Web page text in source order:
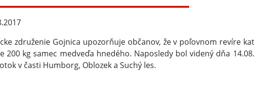
združenie Gojnica upozorňuje občanov, že v poľovnom revíre
200 kg samec medveďa hnedého. Naposledy bol videný dňa
v časti Humborg, Oblozek a Suchý les.